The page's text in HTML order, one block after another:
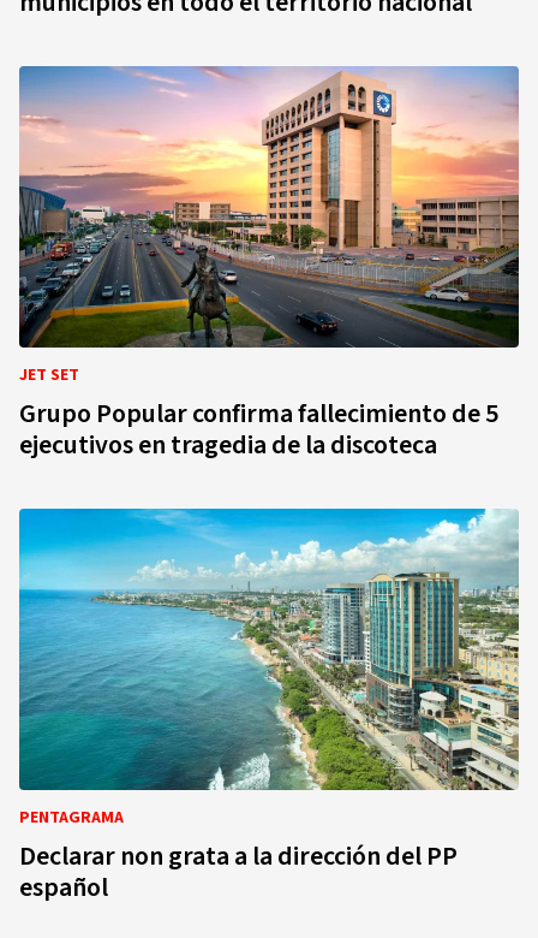
JET SET
Grupo Popular confirma fallecimiento de 5
ejecutivos en tragedia de la discoteca
PENTAGRAMA
Declarar non grata a la dirección del PP
español